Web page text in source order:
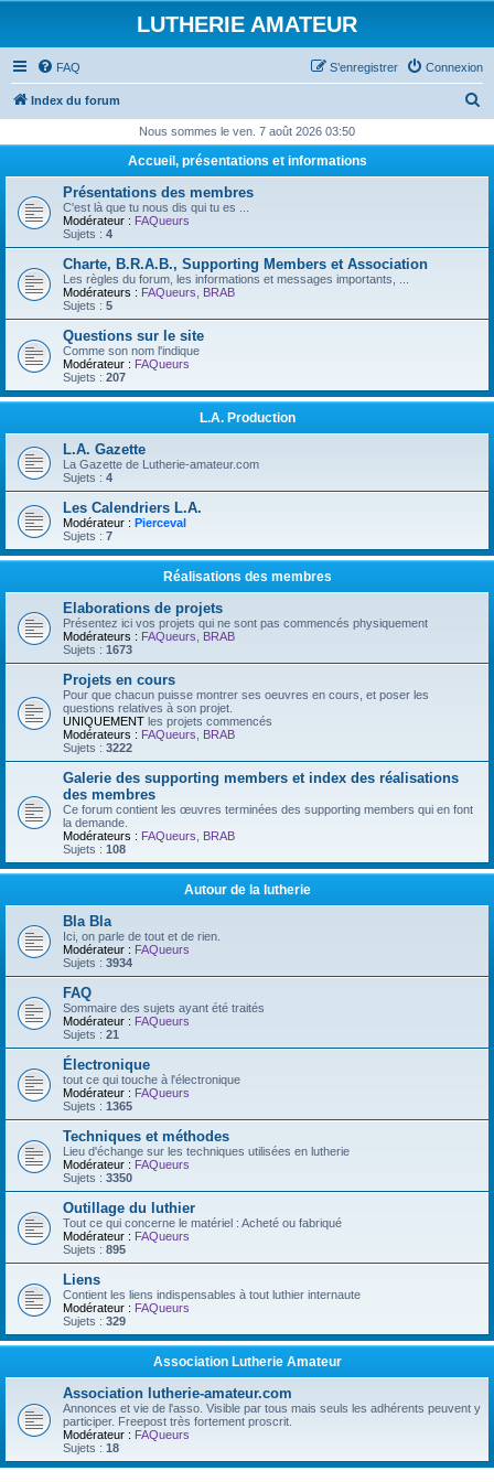
LUTHERIE AMATEUR
FAQ Connexion
S’enregistrer
Index du forum
h
Nous sommes le ven. 7 août 2026 03:50
Accueil, présentations et informations
Présentations des membres
C'est là que tu nous dis qui tu es ...
Modérateur : FAQueurs
Sujets : 4
Charte, B.R.A.B., Supporting Members et Association
Les règles du forum, les informations et messages importants, ...
Modérateurs : FAQueurs
BRAB
Sujets : 5
Questions sur le site
Comme son nom l'indique
Modérateur : FAQueurs
Sujets : 207
L.A. Production
L.A. Gazette
La Gazette de Lutherie-amateur.com
Sujets : 4
Les Calendriers L.A.
Modérateur : Pierceval
Sujets : 7
Réalisations des membres
Elaborations de projets
Présentez ici vos projets qui ne sont pas commencés physiquement
Modérateurs : FAQueurs
BRAB
Sujets : 1673
Projets en cours
Pour que chacun puisse montrer ses oeuvres en cours, et poser les
questions relatives à son projet.
UNIQUEMENT les projets commencés
Modérateurs : FAQueurs
BRAB
Sujets : 3222
Galerie des supporting members et index des réalisations
des membres
Ce forum contient les œuvres terminées des supporting members qui en font
la demande.
Modérateurs : FAQueurs
BRAB
Sujets : 108
Autour de la lutherie
Bla Bla
Ici, on parle de tout et de rien.
Modérateur : FAQueurs
Sujets : 3934
FAQ
Sommaire des sujets ayant été traités
Modérateur : FAQueurs
Sujets : 21
Électronique
tout ce qui touche à l'électronique
Modérateur : FAQueurs
Sujets : 1365
Techniques et méthodes
Lieu d'échange sur les techniques utilisées en lutherie
Modérateur : FAQueurs
Sujets : 3350
Outillage du luthier
Tout ce qui concerne le matériel : Acheté ou fabriqué
Modérateur : FAQueurs
Sujets : 895
Liens
Contient les liens indispensables à tout luthier internaute
Modérateur : FAQueurs
Sujets : 329
Association Lutherie Amateur
Association lutherie-amateur.com
Annonces et vie de l'asso. Visible par tous mais seuls les adhérents peuvent y
participer. Freepost très fortement proscrit.
Modérateur : FAQueurs
Sujets : 18